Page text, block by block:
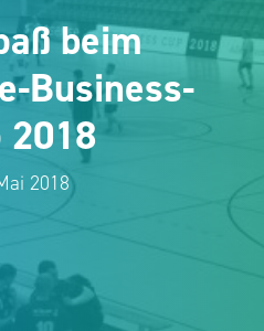
beim
Business-
2018
2018